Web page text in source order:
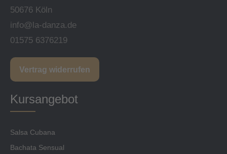
50676 Köln
info@la-danza.de
01575 6376219
Vertrag widerrufen
Kursangebot
Salsa Cubana
Bachata Sensual